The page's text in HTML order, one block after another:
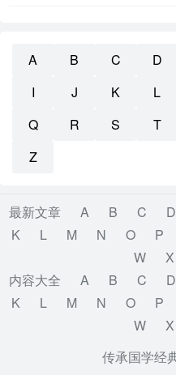
A B C D
I
J K L
Q
R S T
Z
最新文章 A B C D
K
L M N O P
W
X
内容大全
A B C D
K
L M N O P
W
X
传承国学经